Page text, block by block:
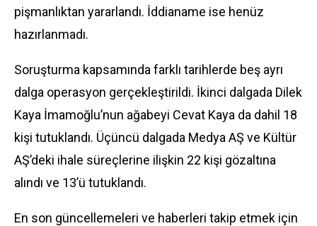
pişmanlıktan yararlandı. İddianame ise henüz
hazırlanmadı.
Soruşturma kapsamında farklı tarihlerde beş ayrı
dalga operasyon gerçekleştirildi. İkinci dalgada Dilek
Kaya İmamoğlu’nun ağabeyi Cevat Kaya da dahil 18
kişi tutuklandı. Üçüncü dalgada Medya AŞ ve Kültür
AŞ’deki ihale süreçlerine ilişkin 22 kişi gözaltına
alındı ve 13’ü tutuklandı.
En son güncellemeleri ve haberleri takip etmek için